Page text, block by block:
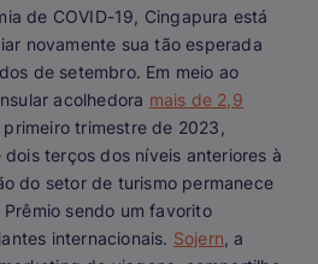
de COVID-19, Cingapura está
novamente sua tão esperada
de setembro. Em meio ao
acolhedora mais de 2,9
primeiro trimestre de 2023,
terços dos níveis anteriores à
do setor de turismo permanece
sendo um favorito
internacionais. Sojern, a